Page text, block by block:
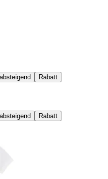
Rabatt
Rabatt